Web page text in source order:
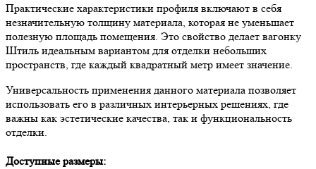
Практические характеристики профиля включают в себя
незначительную толщину материала, которая не уменьшает
полезную площадь помещения. Это свойство делает вагонку
Штиль идеальным вариантом для отделки небольших
пространств, где каждый квадратный метр имеет значение.
Универсальность применения данного материала позволяет
использовать его в различных интерьерных решениях, где
важны как эстетические качества, так и функциональность
отделки.
Доступные размеры: